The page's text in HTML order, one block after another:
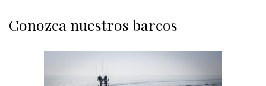
Conozca nuestros barcos